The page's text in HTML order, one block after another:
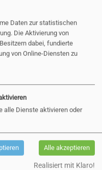
Landes
am
Halle
Daten zur statistischen
Die Aktivierung von
dabei, fundierte
von Online-Diensten zu
alle Dienste aktivieren oder
Alle akzeptieren
Realisiert mit Klaro!